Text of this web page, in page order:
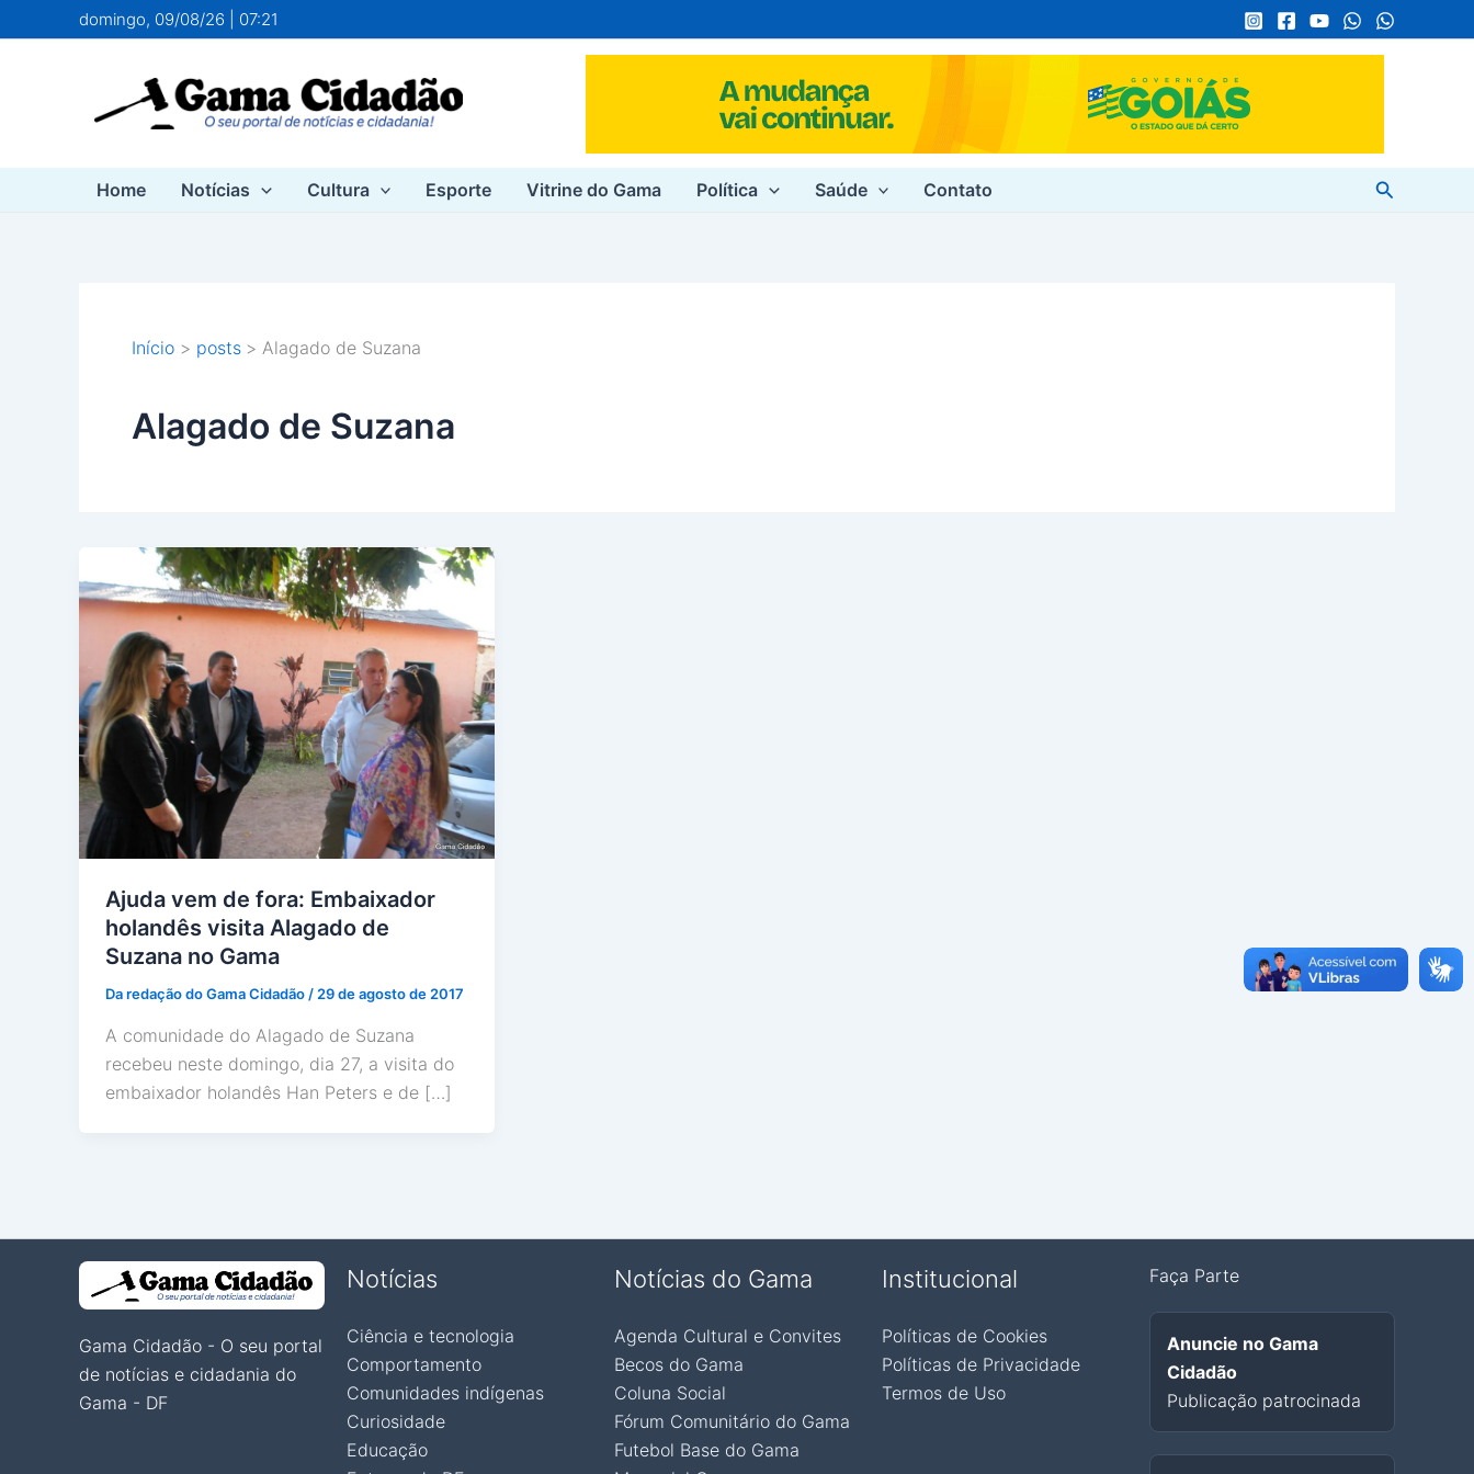
para
domingo, 09/08/26 | 07:21
Home Notícias Cultura Esporte Vitrine do Gama Política Saúde Contato Pesquisar
Início posts Alagado de Suzana
Alagado de Suzana
Ajuda vem de fora: Embaixador
holandês visita Alagado de
Suzana no Gama
Da redação do Gama Cidadão / 29 de agosto de 2017
A comunidade do Alagado de Suzana
recebeu neste domingo, dia 27, a visita do
embaixador holandês Han Peters e de […]
Gama Cidadão - O seu portal
de notícias e cidadania do
Gama - DF
Notícias
Ciência e tecnologia
Comportamento
Comunidades indígenas
Curiosidade
Educação
Notícias do Gama
Agenda Cultural e Convites
Becos do Gama
Coluna Social
Fórum Comunitário do Gama
Futebol Base do Gama
Institucional
Políticas de Cookies
Políticas de Privacidade
Termos de Uso
Faça Parte
Anuncie no Gama
Cidadão
Publicação patrocinada